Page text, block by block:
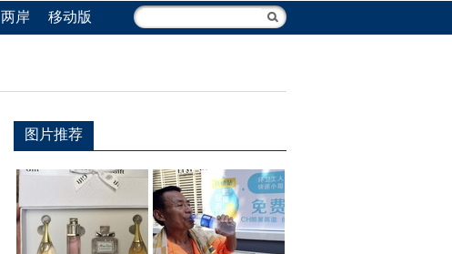
两岸 移动版
图片推荐